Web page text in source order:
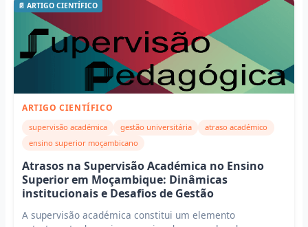
📄 ARTIGO CIENTÍFICO
ARTIGO CIENTÍFICO
supervisão académica gestão universitária
atraso académico
ensino superior moçambicano
Atrasos na Supervisão Académica no Ensino
Superior em Moçambique: Dinâmicas
institucionais e Desafios de Gestão
A supervisão académica constitui um elemento